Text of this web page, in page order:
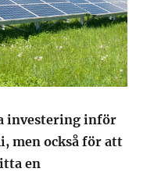
investering inför
men också för att
en